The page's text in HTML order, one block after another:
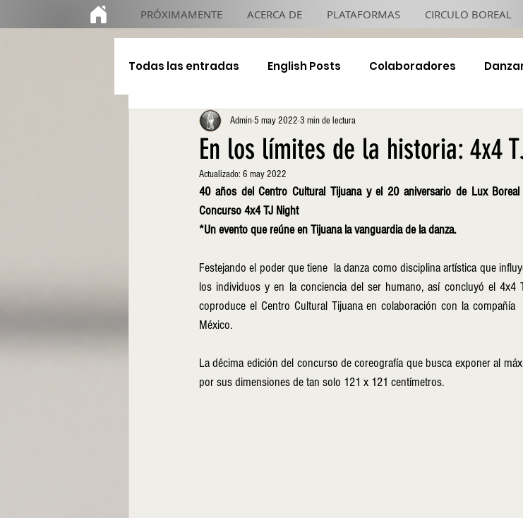
PRÓXIMAMENTE ACERCA DE PLATAFORMAS CIRCULO BOREAL
Todas las entradas English Posts Colaboradores
Educación De gira 4x4 TJ Night
En los límites de la historia: 4x4
Admin5 may 2022 3 min de lectura
Actualizado: 6 may 2022
40 años del Centro Cultural Tijuana y el 20 aniversario de Lux
Concurso 4x4 TJ Night
*Un evento que reúne en Tijuana la vanguardia de la danza.
Festejando el poder que tiene  la danza como disciplina artística que
los individuos y en la conciencia del ser humano, así concluyó el 4x4
coproduce el Centro Cultural Tijuana en colaboración con la
México.
La décima edición del concurso de coreografía que busca exponer al
por sus dimensiones de tan solo 121 x 121 centímetros.